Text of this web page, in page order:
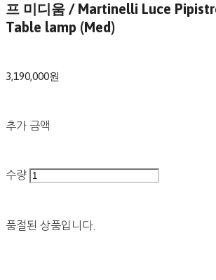
프 미디움 / Martinelli Luce
Table lamp (Med)
3,190,000원
추가 금액
수량
품절된 상품입니다.